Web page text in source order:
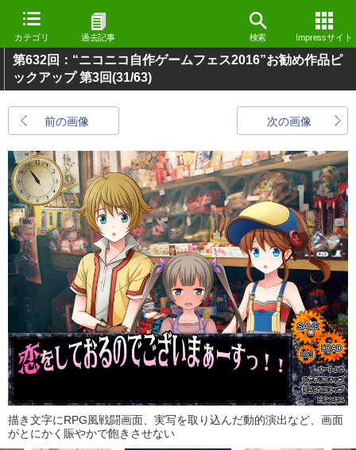
カテゴリ 過去記事 検索 Impressサイト
第632回：“ニコニコ自作ゲームフェス2016”お勧め作品ピ
ックアップ 第3回(31/63)
前の画像 次の画像
描き文字にRPG風戦闘画面、実写を取り込んだ動的演出など、画面
がとにかく賑やかで飽きさせない